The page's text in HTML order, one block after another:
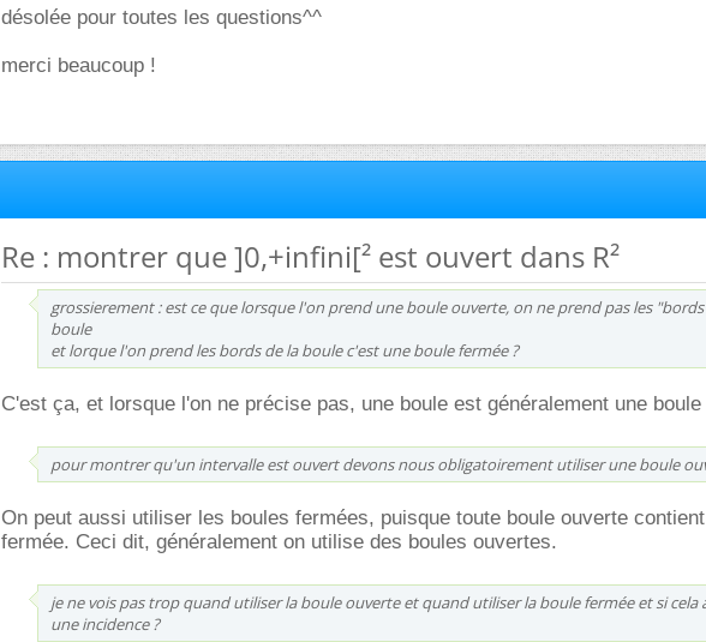
désolée pour toutes les questions^^
merci beaucoup !
Re : montrer que ]0,+infini[² est ouvert dans R²
grossierement : est ce que lorsque l'on prend une boule ouverte, on ne prend pas les
boule
et lorque l'on prend les bords de la boule c'est une boule fermée ?
C'est ça, et lorsque l'on ne précise pas, une boule est généralement une
pour montrer qu'un intervalle est ouvert devons nous obligatoirement utiliser une boule
On peut aussi utiliser les boules fermées, puisque toute boule ouverte
fermée. Ceci dit, généralement on utilise des boules ouvertes.
je ne vois pas trop quand utiliser la boule ouverte et quand utiliser la boule fermée et si cela
une incidence ?